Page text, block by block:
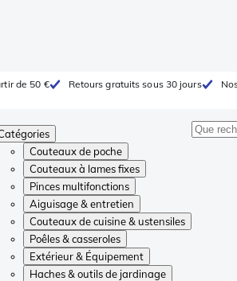
de 50 € Retours gratuits sous 30 jours
Couteaux de poche
Couteaux à lames fixes
Pinces multifonctions
Aiguisage & entretien
Couteaux de cuisine & ustensiles
Poêles & casseroles
Extérieur & Équipement
Haches & outils de jardinage